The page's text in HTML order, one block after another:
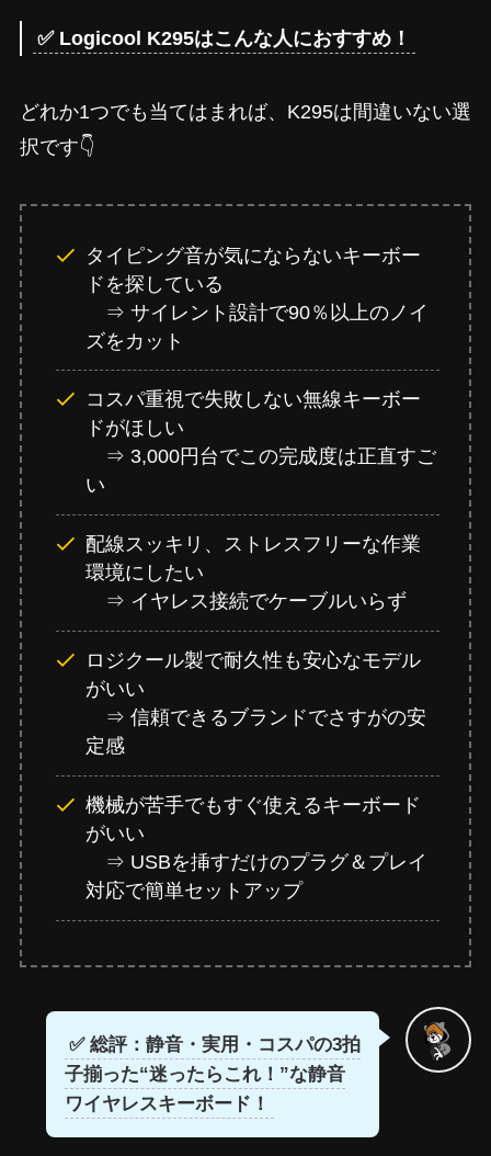
✅ Logicool K295はこんな人におすすめ！
どれか1つでも当てはまれば、K295は間違いない選
択です👇
タイピング音が気にならないキーボー
ドを探している
⇒ サイレント設計で90％以上のノイ
ズをカット
コスパ重視で失敗しない無線キーボー
ドがほしい
⇒ 3,000円台でこの完成度は正直すご
い
配線スッキリ、ストレスフリーな作業
環境にしたい
⇒ イヤレス接続でケーブルいらず
ロジクール製で耐久性も安心なモデル
がいい
⇒ 信頼できるブランドでさすがの安
定感
機械が苦手でもすぐ使えるキーボード
がいい
⇒ USBを挿すだけのプラグ＆プレイ
対応で簡単セットアップ
✅ 総評：静音・実用・コスパの3拍
子揃った“迷ったらこれ！”な静音
ワイヤレスキーボード！